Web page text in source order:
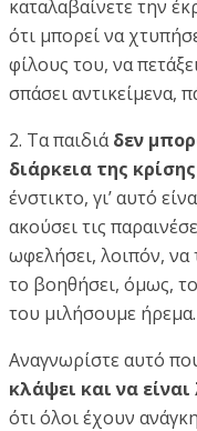
καταλαβαίνετε την
ότι μπορεί να
φίλους του, να
σπάσει αντικείμενα,
2. Τα παιδιάδεν
διάρκεια της
ένστικτο, γι’ αυτό
ακούσει τις
ωφελήσει, λοιπόν,
το βοηθήσει, όμως,
του μιλήσουμε ήρεμα.
Αναγνωρίστε αυτό
κλάψει και να
ότι όλοι έχουν